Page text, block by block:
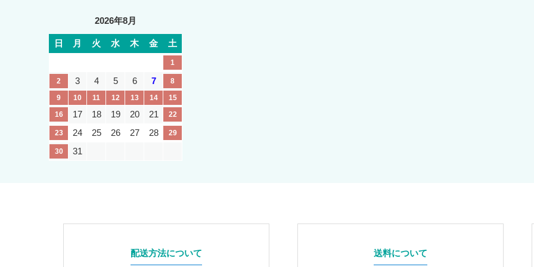
2026年8月
日 月 火 水 木 金 土
1
2 3 4 5 6 7
8
9
10 11 12 13 14
15
16
17 18 19 20 21 22
23 24 25 26 27 28 29
30 31
配送方法について 送料について